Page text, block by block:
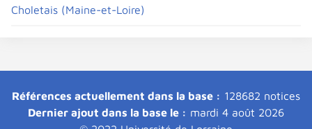
Choletais (Maine-et-Loire)
Références actuellement dans la base : 128682 notices
Dernier ajout dans la base le : mardi 4 août 2026